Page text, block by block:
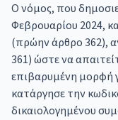
Ο νόμος, που
Φεβρουαρίου 2024,
(πρώην άρθρο 362),
361) ώστε να
επιβαρυμένη μορφή
κατάργησε την
δικαιολογημένου